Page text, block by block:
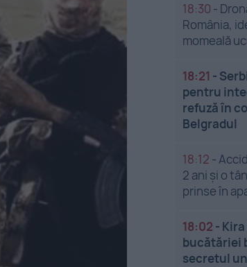
18:30 -
România,
momeală
18:21 -
pentru
refuză în
Belgradul
18:12 -
2 ani și o
prinse în
18:02 -
bucătăriei
secretul